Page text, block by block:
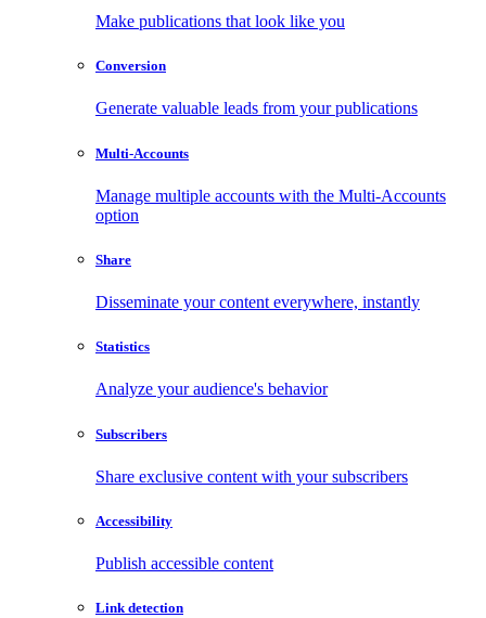
Make publications that look like you
Conversion
Generate valuable leads from your publications
Multi-Accounts
Manage multiple accounts with the Multi-Accounts
option
Share
Disseminate your content everywhere, instantly
Statistics
Analyze your audience's behavior
Subscribers
Share exclusive content with your subscribers
Accessibility
Publish accessible content
Link detection